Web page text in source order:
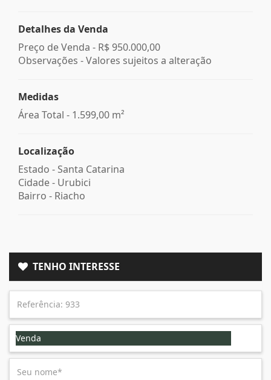
Detalhes da Venda
Preço de Venda - R$ 950.000,00
Observações - Valores sujeitos a alteração
Medidas
Área Total - 1.599,00 m²
Localização
Estado - Santa Catarina
Cidade - Urubici
Bairro - Riacho
TENHO INTERESSE
Venda